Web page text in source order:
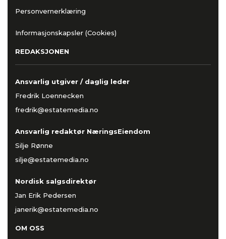
Personvernerklæring
Informasjonskapsler (Cookies)
REDAKSJONEN
Ansvarlig utgiver / daglig leder
Fredrik Loennecken
fredrik@estatemedia.no
Ansvarlig redaktør NæringsEiendom
Silje Rønne
silje@estatemedia.no
Nordisk salgsdirektør
Jan Erik Pedersen
janerik@estatemedia.no
OM OSS